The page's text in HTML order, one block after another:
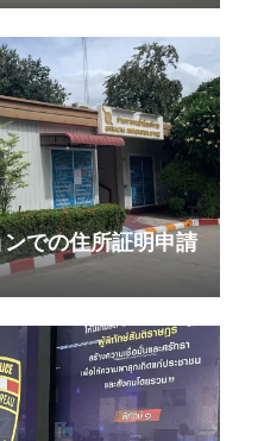
での住所証明申請